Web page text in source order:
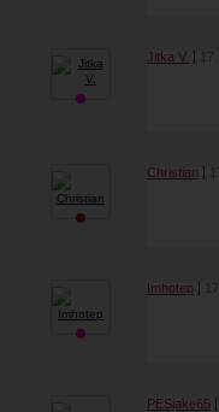
Jitka V.
Christian
Imhotep
PESjake65